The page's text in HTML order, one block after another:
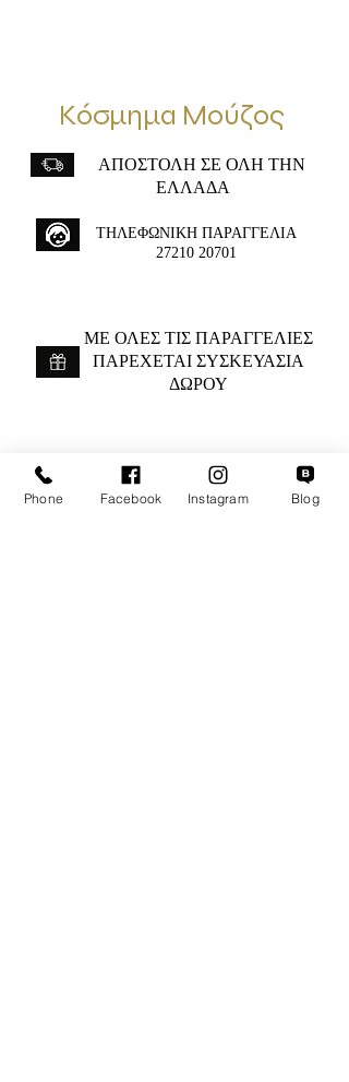
Κόσμημα Μούζος
ΑΠΟΣΤΟΛΗ ΣΕ ΟΛΗ ΤΗΝ
ΕΛΛΑΔΑ
ΤΗΛΕΦΩΝΙΚΗ ΠΑΡΑΓΓΕΛΙΑ
27210 20701
ME ΟΛΕΣ ΤΙΣ ΠΑΡΑΓΓΕΛΙΕΣ
ΠΑΡΕΧΕΤΑΙ ΣΥΣΚΕΥΑΣΙΑ
ΔΩΡΟΥ
Αιπύτου 12,Καλαμάτα
Phone Facebook Instagram Blog